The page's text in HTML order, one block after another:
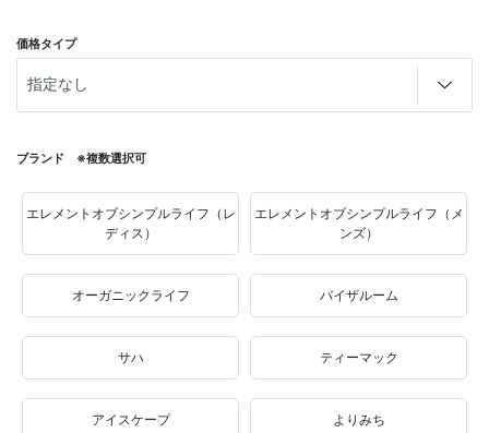
価格タイプ
ブランド ※複数選択可
エレメントオブシンプルライフ（レ
ディス）
エレメントオブシンプルライフ（メ
ンズ）
オーガニックライフ バイザルーム
サハ ティーマック
アイスケープ よりみち